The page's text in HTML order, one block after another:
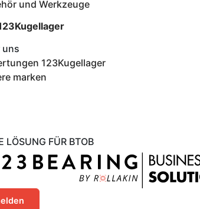
LÖSUNG FÜR BTOB
und Werkzeuge
uns
123Kugellager
marken